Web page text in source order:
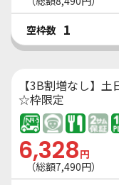
空枠数 1
【3B割増なし】
☆枠限定
6,328円
（総額7,490円）